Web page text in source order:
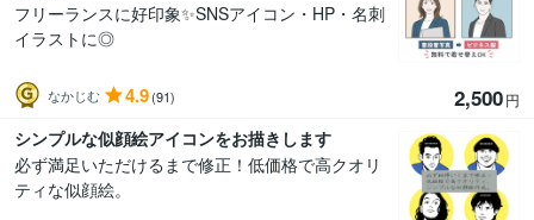
フリーランスに好印象✨SNSアイコン・HP・名刺
イラストに◎
なかじむ 4.9(91) 2,500円
シンプルな似顔絵アイコンをお描きします
必ず満足いただけるまで修正！低価格で高クオリ
ティな似顔絵。